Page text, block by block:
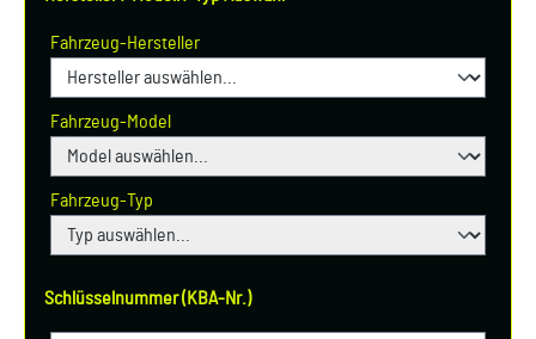
Fahrzeug-Hersteller
Fahrzeug-Model
Fahrzeug-Typ
Schlüsselnummer (KBA-Nr.)